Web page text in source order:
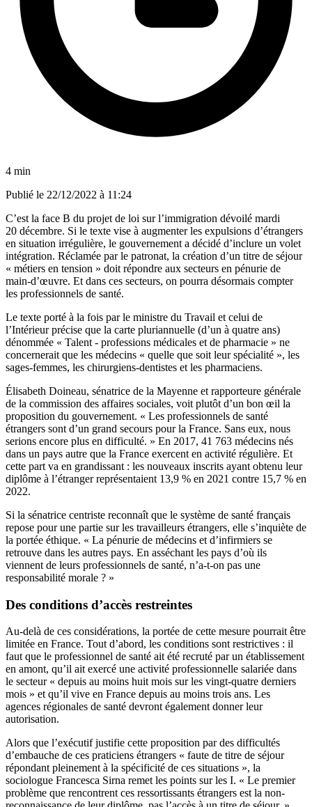
4 min
Publié le 22/12/2022 à 11:24
C’est la face B du projet de loi sur l’immigration dévoilé mardi
20 décembre. Si le texte vise à augmenter les expulsions d’étrangers
en situation irrégulière, le gouvernement a décidé d’inclure un volet
intégration. Réclamée par le patronat, la création d’un titre de séjour
« métiers en tension » doit répondre aux secteurs en pénurie de
main-d’œuvre. Et dans ces secteurs, on pourra désormais compter
les professionnels de santé.
Le texte porté à la fois par le ministre du Travail et celui de
l’Intérieur précise que la carte pluriannuelle (d’un à quatre ans)
dénommée « Talent - professions médicales et de pharmacie » ne
concernerait que les médecins « quelle que soit leur spécialité », les
sages-femmes, les chirurgiens-dentistes et les pharmaciens.
Élisabeth Doineau, sénatrice de la Mayenne et rapporteure générale
de la commission des affaires sociales, voit plutôt d’un bon œil la
proposition du gouvernement. « Les professionnels de santé
étrangers sont d’un grand secours pour la France. Sans eux, nous
serions encore plus en difficulté. » En 2017, 41 763 médecins nés
dans un pays autre que la France exercent en activité régulière. Et
cette part va en grandissant : les nouveaux inscrits ayant obtenu leur
diplôme à l’étranger représentaient 13,9 % en 2021 contre 15,7 % en
2022.
Si la sénatrice centriste reconnaît que le système de santé français
repose pour une partie sur les travailleurs étrangers, elle s’inquiète de
la portée éthique. « La pénurie de médecins et d’infirmiers se
retrouve dans les autres pays. En asséchant les pays d’où ils
viennent de leurs professionnels de santé, n’a-t-on pas une
responsabilité morale ? »
Des conditions d’accès restreintes
Au-delà de ces considérations, la portée de cette mesure pourrait être
limitée en France. Tout d’abord, les conditions sont restrictives : il
faut que le professionnel de santé ait été recruté par un établissement
en amont, qu’il ait exercé une activité professionnelle salariée dans
le secteur « depuis au moins huit mois sur les vingt-quatre derniers
mois » et qu’il vive en France depuis au moins trois ans. Les
agences régionales de santé devront également donner leur
autorisation.
Alors que l’exécutif justifie cette proposition par des difficultés
d’embauche de ces praticiens étrangers « faute de titre de séjour
répondant pleinement à la spécificité de ces situations », la
sociologue Francesca Sirna remet les points sur les I. « Le premier
problème que rencontrent ces ressortissants étrangers est la non-